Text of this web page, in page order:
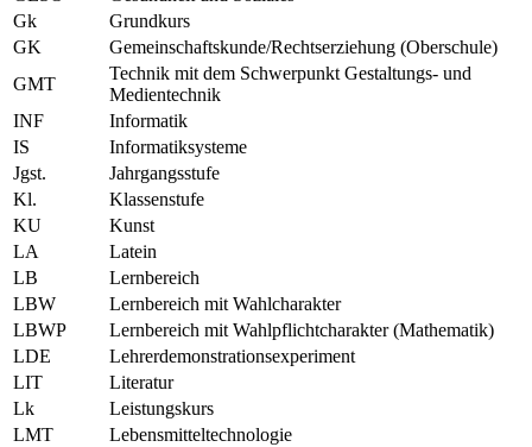
Gk
Grundkurs
GK
Gemeinschaftskunde/Rechtserziehung (Oberschule)
GMT
Technik mit dem Schwerpunkt Gestaltungs- und
Medientechnik
INF
Informatik
IS
Informatiksysteme
Jgst.
Jahrgangsstufe
Kl.
Klassenstufe
KU
Kunst
LA
Latein
LB
Lernbereich
LBW
Lernbereich mit Wahlcharakter
LBWP
Lernbereich mit Wahlpflichtcharakter (Mathematik)
LDE
Lehrerdemonstrationsexperiment
LIT
Literatur
Lk
Leistungskurs
LMT
Lebensmitteltechnologie